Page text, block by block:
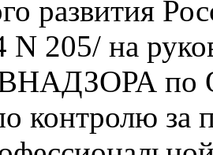
развития
N 205/ на
по
контролю за